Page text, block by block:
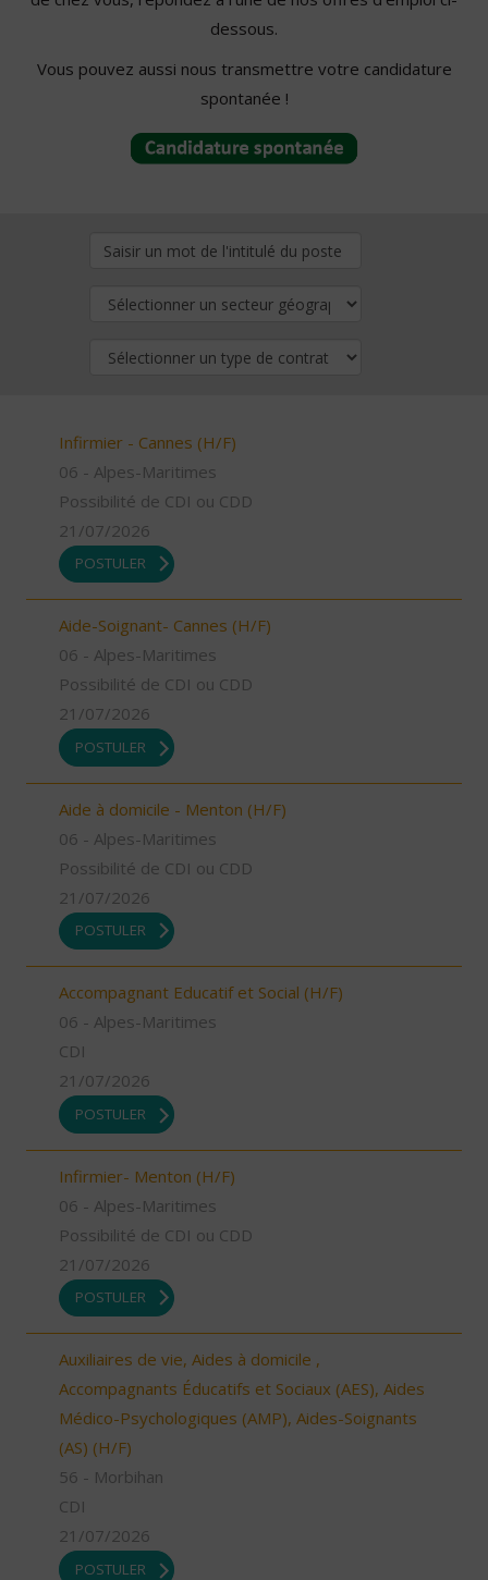
dessous.
Vous pouvez aussi nous transmettre votre candidature
spontanée !
Infirmier - Cannes (H/F)
06 - Alpes-Maritimes
Possibilité de CDI ou CDD
21/07/2026
POSTULER
Aide-Soignant- Cannes (H/F)
06 - Alpes-Maritimes
Possibilité de CDI ou CDD
21/07/2026
POSTULER
Aide à domicile - Menton (H/F)
06 - Alpes-Maritimes
Possibilité de CDI ou CDD
21/07/2026
POSTULER
Accompagnant Educatif et Social (H/F)
06 - Alpes-Maritimes
CDI
21/07/2026
POSTULER
Infirmier- Menton (H/F)
06 - Alpes-Maritimes
Possibilité de CDI ou CDD
21/07/2026
POSTULER
Auxiliaires de vie, Aides à domicile ,
Accompagnants Éducatifs et Sociaux (AES), Aides
Médico-Psychologiques (AMP), Aides-Soignants
(AS) (H/F)
56 - Morbihan
CDI
21/07/2026
POSTULER